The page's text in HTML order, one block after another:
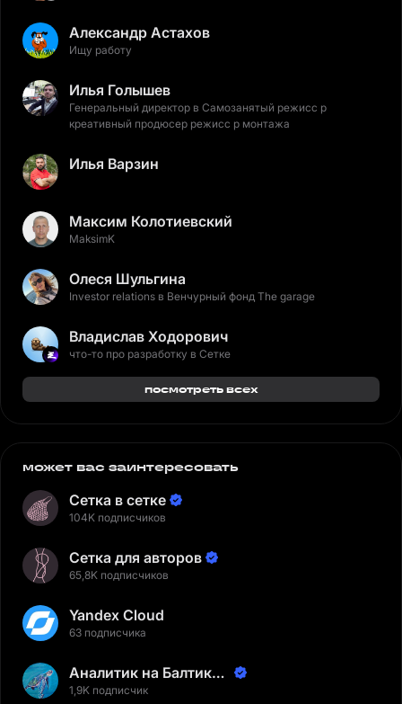
Александр Астахов
Ищу работу
Илья Голышев
Генеральный директор в Самозанятый режисс р
креативный продюсер режисс р монтажа
Илья Варзин
Максим Колотиевский
MaksimK
Олеся Шульгина
Investor relations в Венчурный фонд The garage
Владислав Ходорович
что-то про разработку в Сетке
посмотреть всех
может вас заинтересовать
Сетка в сетке
104K подписчиков
Сетка для авторов
65,8K подписчиков
Yandex Cloud
63 подписчика
Аналитик на Балтике |
Неверов Станислав
1,9K подписчик